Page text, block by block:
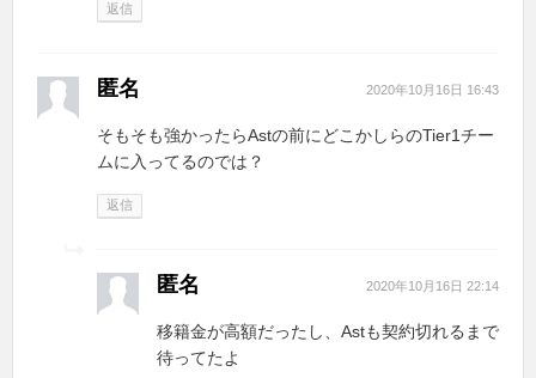
返信
匿名 2020年10月16日 16:43
そもそも強かったらAstの前にどこかしらのTier1チー
ムに入ってるのでは？
返信
匿名 2020年10月16日 22:14
移籍金が高額だったし、Astも契約切れるまで
待ってたよ